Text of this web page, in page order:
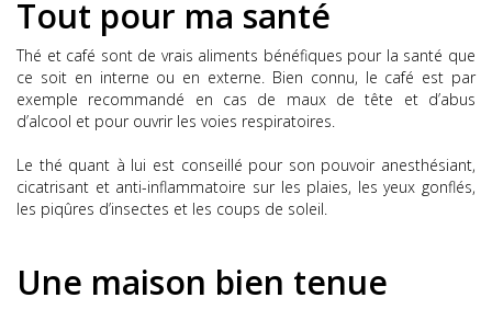
Tout pour ma santé
Thé et café sont de vrais aliments bénéfiques pour la santé que
ce soit en interne ou en externe. Bien connu, le café est par
exemple recommandé en cas de maux de tête et d’abus
d’alcool et pour ouvrir les voies respiratoires
Le thé quant à lui est conseillé pour son pouvoir anesthésiant,
cicatrisant et anti-inflammatoire sur les plaies, les yeux gonflés,
les piqûres d’insectes et les coups de soleil.
Une maison bien tenue